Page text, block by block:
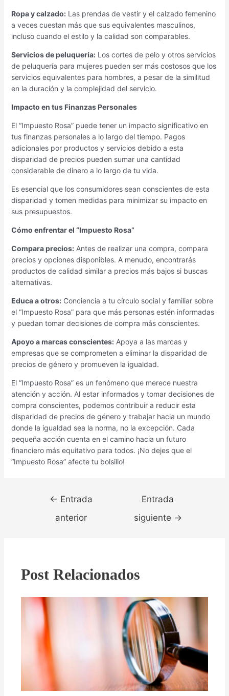
Ropa y calzado:Las prendas de vestir y el calzado femenino
a veces cuestan más que sus equivalentes masculinos,
incluso cuando el estilo y la calidad son comparables.
Servicios de peluquería:Los cortes de pelo y otros servicios
de peluquería para mujeres pueden ser más costosos que los
servicios equivalentes para hombres, a pesar de la similitud
en la duración y la complejidad del servicio.
Impacto en tus Finanzas Personales
El “Impuesto Rosa” puede tener un impacto significativo en
tus finanzas personales a lo largo del tiempo. Pagos
adicionales por productos y servicios debido a esta
disparidad de precios pueden sumar una cantidad
considerable de dinero a lo largo de tu vida.
Es esencial que los consumidores sean conscientes de esta
disparidad y tomen medidas para minimizar su impacto en
sus presupuestos.
Cómo enfrentar el “Impuesto Rosa”
Compara precios:Antes de realizar una compra, compara
precios y opciones disponibles. A menudo, encontrarás
productos de calidad similar a precios más bajos si buscas
alternativas.
Educa a otros:Conciencia a tu círculo social y familiar sobre
el “Impuesto Rosa” para que más personas estén informadas
y puedan tomar decisiones de compra más conscientes.
Apoyo a marcas conscientes:Apoya a las marcas y
empresas que se comprometen a eliminar la disparidad de
precios de género y promueven la igualdad.
El “Impuesto Rosa” es un fenómeno que merece nuestra
atención y acción. Al estar informados y tomar decisiones de
compra conscientes, podemos contribuir a reducir esta
disparidad de precios de género y trabajar hacia un mundo
donde la igualdad sea la norma, no la excepción. Cada
pequeña acción cuenta en el camino hacia un futuro
financiero más equitativo para todos. ¡No dejes que el
“Impuesto Rosa” afecte tu bolsillo!
Navegación
entradas
← Entrada
anterior
Entrada
siguiente →
Post Relacionados